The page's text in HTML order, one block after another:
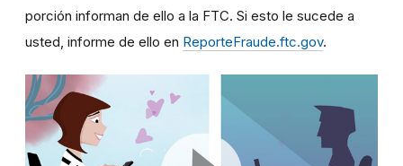
porción informan de ello a la FTC. Si esto le sucede a
usted, informe de ello en ReporteFraude.ftc.gov.